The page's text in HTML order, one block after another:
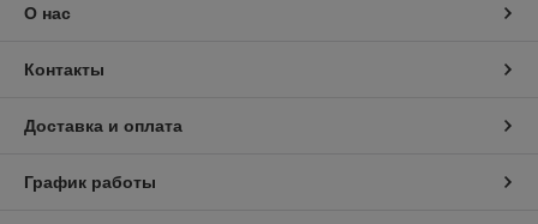
О нас
Контакты
Доставка и оплата
График работы